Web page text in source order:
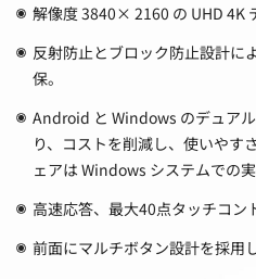
解像度 3840× 2160 の UHD 4K
反射防止とブロック防止設計に
保。
Android と Windows のデュア
り、コストを削減し、使いやす
ェアは Windows システムでの実
高速応答、最大40点タッチコン
前面にマルチボタン設計を採用